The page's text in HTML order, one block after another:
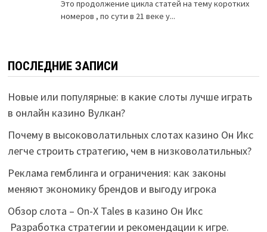
ПОСЛЕДНИЕ ЗАПИСИ
Новые или популярные: в какие слоты лучше играть
в онлайн казино Вулкан?
Почему в высоковолатильных слотах казино Он Икс
легче строить стратегию, чем в низковолатильных?
Реклама гемблинга и ограничения: как законы
меняют экономику брендов и выгоду игрока
Обзор слота – On-X Tales в казино Он Икс
Разработка стратегии и рекомендации к игре.